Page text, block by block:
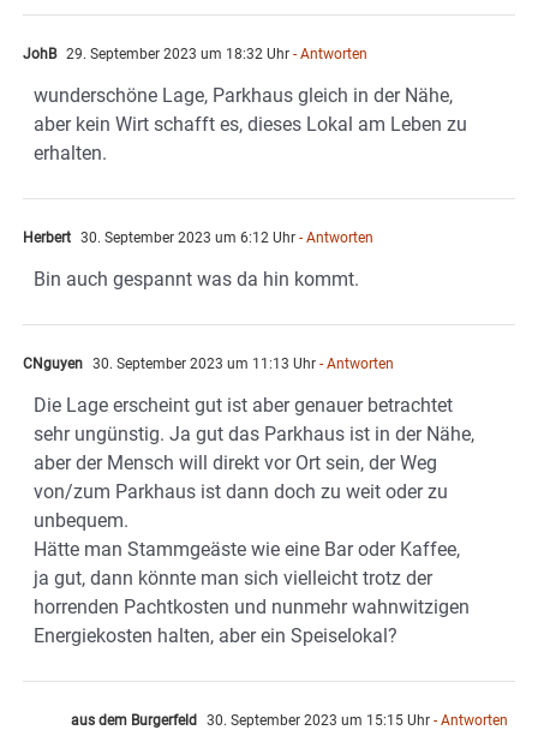
JohB 29. September 2023 um 18:32 Uhr - Antworten
wunderschöne Lage, Parkhaus gleich in der Nähe,
aber kein Wirt schafft es, dieses Lokal am Leben zu
erhalten.
Herbert 30. September 2023 um 6:12 Uhr - Antworten
Bin auch gespannt was da hin kommt.
CNguyen 30. September 2023 um 11:13 Uhr - Antworten
Die Lage erscheint gut ist aber genauer betrachtet
sehr ungünstig. Ja gut das Parkhaus ist in der Nähe,
aber der Mensch will direkt vor Ort sein, der Weg
von/zum Parkhaus ist dann doch zu weit oder zu
unbequem.
Hätte man Stammgeäste wie eine Bar oder Kaffee,
ja gut, dann könnte man sich vielleicht trotz der
horrenden Pachtkosten und nunmehr wahnwitzigen
Energiekosten halten, aber ein Speiselokal?
aus dem Burgerfeld 30. September 2023 um 15:15 Uhr - Antworten